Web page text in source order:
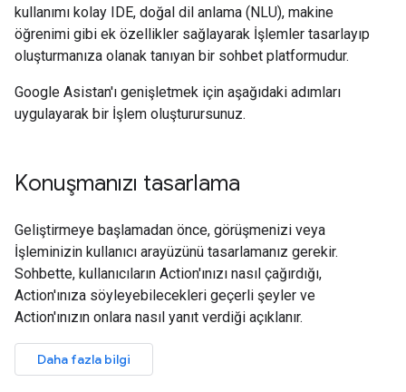
kullanımı kolay IDE, doğal dil anlama (NLU), makine
öğrenimi gibi ek özellikler sağlayarak İşlemler tasarlayıp
oluşturmanıza olanak tanıyan bir sohbet platformudur.
Google Asistan'ı genişletmek için aşağıdaki adımları
uygulayarak bir İşlem oluşturursunuz.
Konuşmanızı tasarlama
Geliştirmeye başlamadan önce, görüşmenizi veya
İşleminizin kullanıcı arayüzünü tasarlamanız gerekir.
Sohbette, kullanıcıların Action'ınızı nasıl çağırdığı,
Action'ınıza söyleyebilecekleri geçerli şeyler ve
Action'ınızın onlara nasıl yanıt verdiği açıklanır.
Daha fazla bilgi